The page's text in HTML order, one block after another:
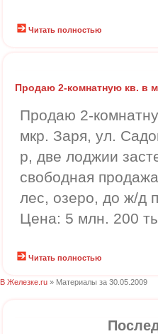
Читать полностью
Продаю 2-комнатную кв. в
Продаю 2-
мкр. Заря, ул.
р, две лоджии
свободная
лес, озеро, до ж/д
Цена: 5 млн. 200
Читать полностью
В Железке.ru » Материалы за 30.05.2009